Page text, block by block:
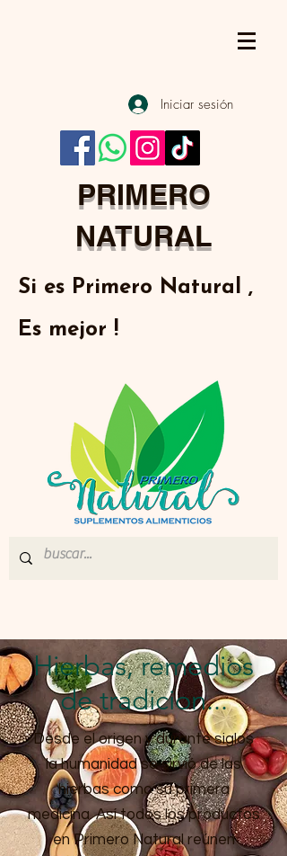
Iniciar sesión
PRIMERO
NATURAL
Si es Primero Natural ,
Es mejor !
Hierbas, remedios
de tradicion...
Desde el origen y durante siglos
la humanidad se sirvió de las
hierbas como su primera
medicina. Así todos los productos
en Primero Natural reúnen